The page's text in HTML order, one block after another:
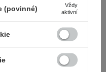
(povinné)
Vždy
aktivní